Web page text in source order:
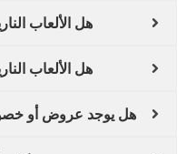
هل الألعاب
هل الألعاب
هل يوجد عروض أو